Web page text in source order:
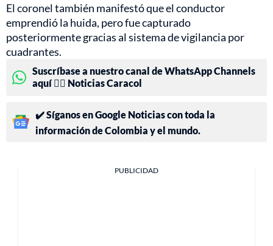
El coronel también manifestó que el conductor
emprendió la huida, pero fue capturado
posteriormente gracias al sistema de vigilancia por
cuadrantes.
Suscríbase a nuestro canal de WhatsApp Channels
aquí 👉🏻 Noticias Caracol
✔️ Síganos en Google Noticias con toda la
información de Colombia y el mundo.
PUBLICIDAD